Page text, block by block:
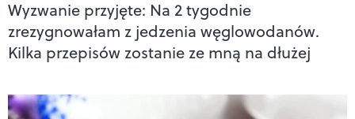
Wyzwanie przyjęte: Na 2 tygodnie
zrezygnowałam z jedzenia węglowodanów.
Kilka przepisów zostanie ze mną na dłużej